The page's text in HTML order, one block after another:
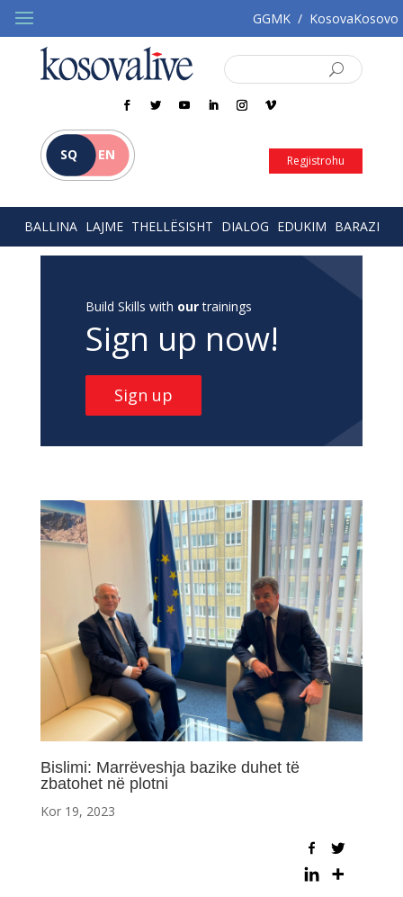
GGMK / KosovaKosovo
SQ EN Regjistrohu
BALLINA LAJME THELLËSISHT DIALOG EDUKIM BARAZI
Build Skills with ourtrainings
Sign up now!
Sign up
Bislimi: Marrëveshja bazike duhet të
zbatohet në plotni
Kor 19, 2023